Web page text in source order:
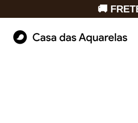
🚚